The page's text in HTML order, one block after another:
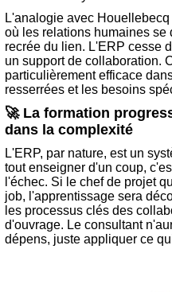
L'analogie avec
où les relations humaines
recrée du lien. L'ERP cesse
un support de collaboration.
particulièrement efficace
resserrées et les besoins
🚀 La formation
dans la complexité
L'ERP, par nature, est un
tout enseigner d'un coup,
l'échec. Si le chef de projet
job, l'apprentissage sera
les processus clés des
d'ouvrage. Le consultant
dépens, juste appliquer ce